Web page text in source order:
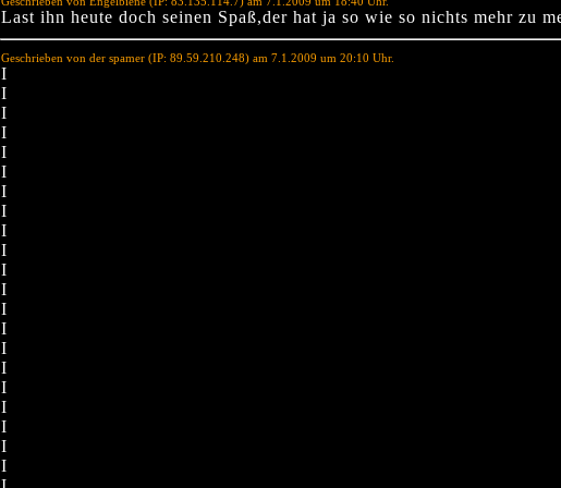
Last ihn heute doch seinen Spaß,der hat ja so wie so nichts mehr zu
Geschrieben von der spamer (IP: 89.59.210.248) am 7.1.2009 um 20:10 Uhr.
I
I
I
I
I
I
I
I
I
I
I
I
I
I
I
I
I
I
I
I
I